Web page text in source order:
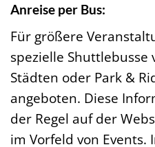
Anreise per Bus:
Für größere
spezielle Shuttlebusse
Städten oder Park &
angeboten. Diese
der Regel auf der
im Vorfeld von